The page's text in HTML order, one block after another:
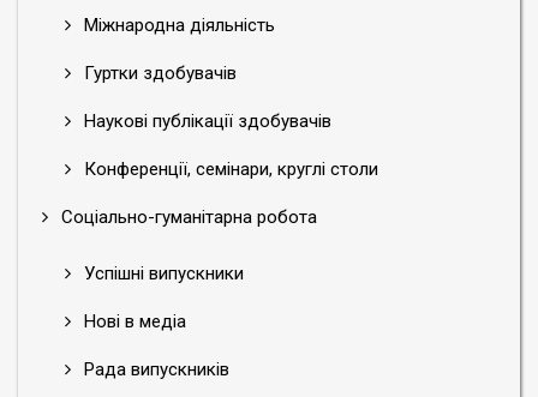
Міжнародна діяльність
Гуртки здобувачів
Наукові публікації здобувачів
Конференції, семінари, круглі столи
Соціально-гуманітарна робота
Успішні випускники
Нові в медіа
Рада випускників